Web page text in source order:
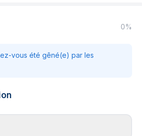
0%
vous été gêné(e) par les